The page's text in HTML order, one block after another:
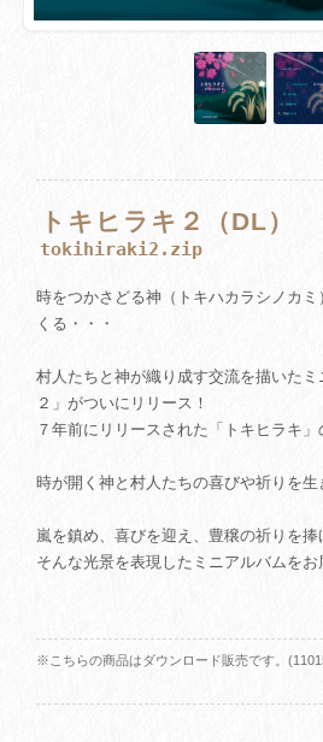
トキヒラキ２（DL）
tokihiraki2.zip
時をつかさどる神（トキハカラシノカ
くる・・・
村人たちと神が織り成す交流を描いた
２」がついにリリース！
７年前にリリースされた「トキヒラキ」
時が開く神と村人たちの喜びや祈りを生
嵐を鎮め、喜びを迎え、豊穣の祈りを捧
そんな光景を表現したミニアルバムをお
※こちらの商品はダウンロード販売です。